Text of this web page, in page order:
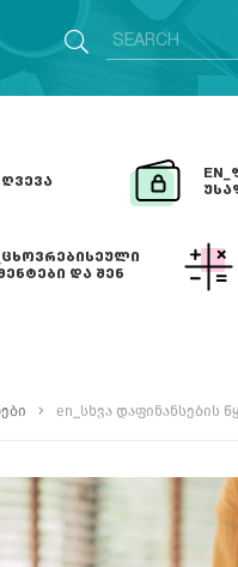
ᲓᲐ ᲨᲔᲜ
en_სხვა დაფინანსების